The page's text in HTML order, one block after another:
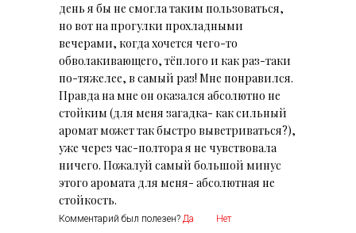
день я бы не смогла таким пользоваться,
но вот на прогулки прохладными
вечерами, когда хочется чего-то
обволакивающего, тёплого и как раз-таки
по-тяжелее, в самый раз! Мне понравился.
Правда на мне он оказался абсолютно не
стойким (для меня загадка- как сильный
аромат может так быстро выветриваться?),
уже через час-полтора я не чувствовала
ничего. Пожалуй самый большой минус
этого аромата для меня- абсолютная не
стойкость.
Комментарий был полезен? Да Нет